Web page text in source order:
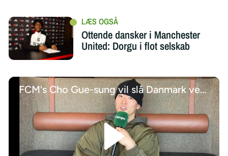
Ottende dansker i Manchester
United: Dorgu i flot selskab
FCM's Cho Gue-sung vil slå Danmark ved VM 2026